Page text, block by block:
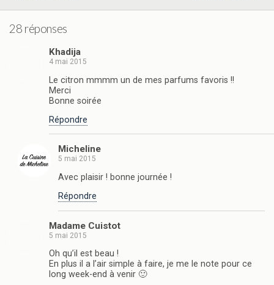
28 réponses
Khadija
4 mai 2015
Le citron mmmm un de mes parfums favoris !!
Merci
Bonne soirée
Répondre
Micheline
5 mai 2015
Avec plaisir ! bonne journée !
Répondre
Madame Cuistot
5 mai 2015
Oh qu’il est beau !
En plus il a l’air simple à faire, je me le note pour ce
long week-end à venir 🙂